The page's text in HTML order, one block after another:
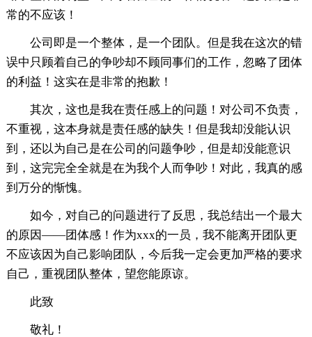
常的不应该！
公司即是一个整体，是一个团队。但是我在这次的错
误中只顾着自己的争吵却不顾同事们的工作，忽略了团体
的利益！这实在是非常的抱歉！
其次，这也是我在责任感上的问题！对公司不负责，
不重视，这本身就是责任感的缺失！但是我却没能认识
到，还以为自己是在公司的问题争吵，但是却没能意识
到，这完完全全就是在为我个人而争吵！对此，我真的感
到万分的惭愧。
如今，对自己的问题进行了反思，我总结出一个最大
的原因——团体感！作为xxx的一员，我不能离开团队更
不应该因为自己影响团队，今后我一定会更加严格的要求
自己，重视团队整体，望您能原谅。
此致
敬礼！